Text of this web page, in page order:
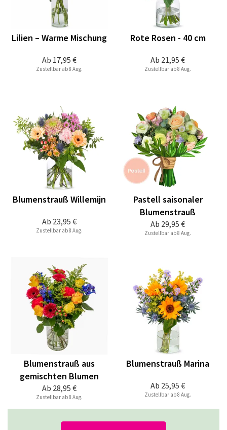
Ab 17,95 €
Lilien – Warme Mischung
Zustellbar ab 8 Aug.
Ab 21,95 €
Rote Rosen - 40 cm
Zustellbar ab 8 Aug.
Ab 23,95 €
Blumenstrauß Willemijn
Zustellbar ab 8 Aug.
Ab 29,95 €
Pastell saisonaler
Blumenstrauß
Zustellbar ab 8 Aug.
Ab 28,95 €
Blumenstrauß aus
gemischten Blumen
Zustellbar ab 8 Aug.
Ab 25,95 €
Blumenstrauß Marina
Zustellbar ab 8 Aug.